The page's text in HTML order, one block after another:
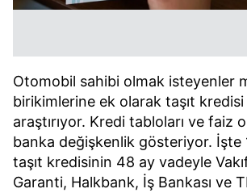
Otomobil sahibi olmak isteyenler
birikimlerine ek olarak taşıt
araştırıyor. Kredi tabloları ve faiz
banka değişkenlik gösteriyor. İşte
taşıt kredisinin 48 ay vadeyle
Garanti, Halkbank, İş Bankası ve